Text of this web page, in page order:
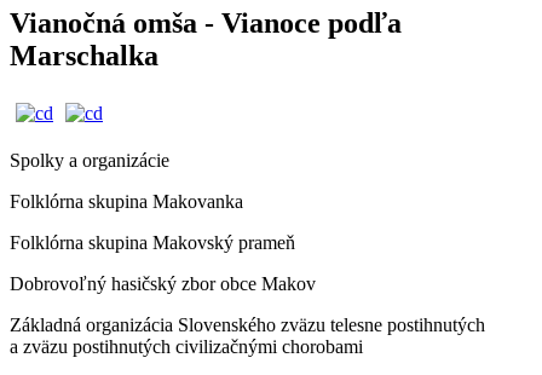
Vianočná omša - Vianoce podľa
Marschalka
Spolky a organizácie
Folklórna skupina Makovanka
Folklórna skupina Makovský prameň
Dobrovoľný hasičský zbor obce Makov
Základná organizácia Slovenského zväzu telesne postihnutých
a zväzu postihnutých civilizačnými chorobami